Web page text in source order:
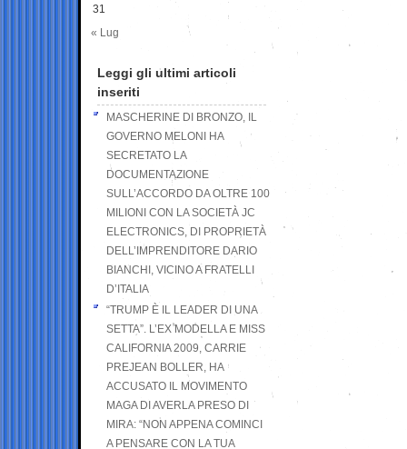
31
« Lug
Leggi gli ultimi articoli
inseriti
MASCHERINE DI BRONZO, IL
GOVERNO MELONI HA
SECRETATO LA
DOCUMENTAZIONE
SULL’ACCORDO DA OLTRE 100
MILIONI CON LA SOCIETÀ JC
ELECTRONICS, DI PROPRIETÀ
DELL’IMPRENDITORE DARIO
BIANCHI, VICINO A FRATELLI
D’ITALIA
“TRUMP È IL LEADER DI UNA
SETTA”. L’EX MODELLA E MISS
CALIFORNIA 2009, CARRIE
PREJEAN BOLLER, HA
ACCUSATO IL MOVIMENTO
MAGA DI AVERLA PRESO DI
MIRA: “NON APPENA COMINCI
A PENSARE CON LA TUA